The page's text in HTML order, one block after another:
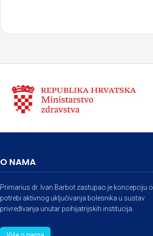
O NAMA
Primarius dr. Ivan Barbot zastupao je koncepciju o
potrebi aktivnog uključivanja bolesnika u sustav
privređivanja unutar psihijatrijskih institucija.